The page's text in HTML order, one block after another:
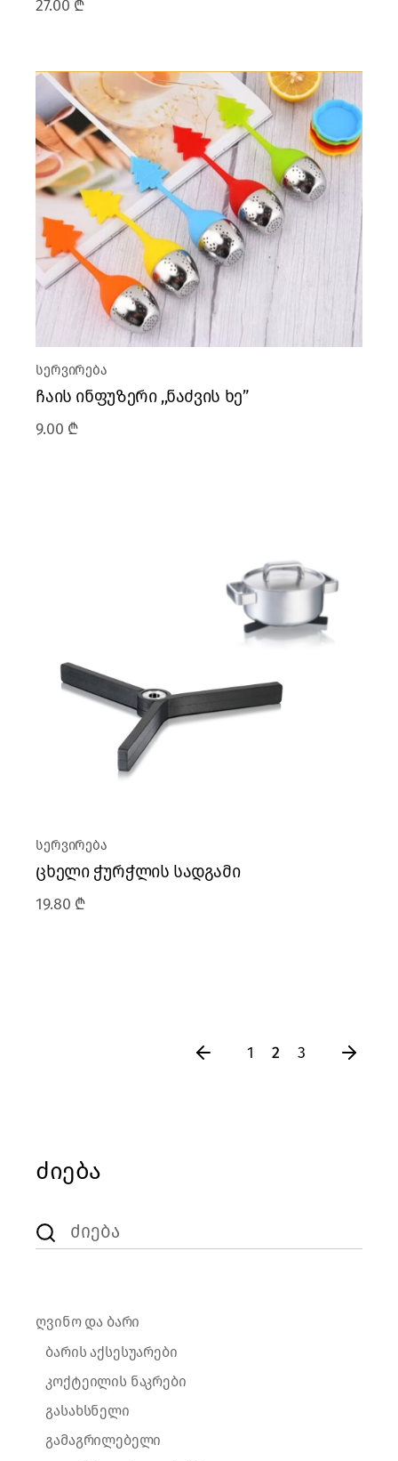
27.00 ₾
სერვირება
ჩაის ინფუზერი ,,ნაძვის ხე”
9.00 ₾
სერვირება
ცხელი ჭურჭლის სადგამი
19.80 ₾
1 2 3
ძიება
Search
for:
ღვინო და ბარი
ბარის აქსესუარები
კოქტეილის ნაკრები
გასახსნელი
გამაგრილებელი